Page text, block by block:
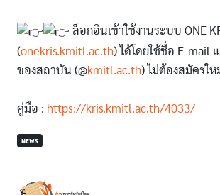
ล็อกอินเข้าใช้งานระบบ ONE
(onekris.kmitl.ac.th) ได้โดยใช้ชื่อ E-mail
ของสถาบัน (@kmitl.ac.th) ไม่ต้องสมัครให
คู่มือ : https://kris.kmitl.ac.th/4033/
NEWS